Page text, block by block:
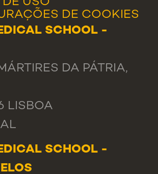
DE COOKIES
SCHOOL -
DA PÁTRIA,
LISBOA
SCHOOL -